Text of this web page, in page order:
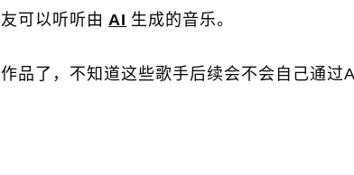
可以听听由 AI 生成的音乐。
品了，不知道这些歌手后续会不会自己通过